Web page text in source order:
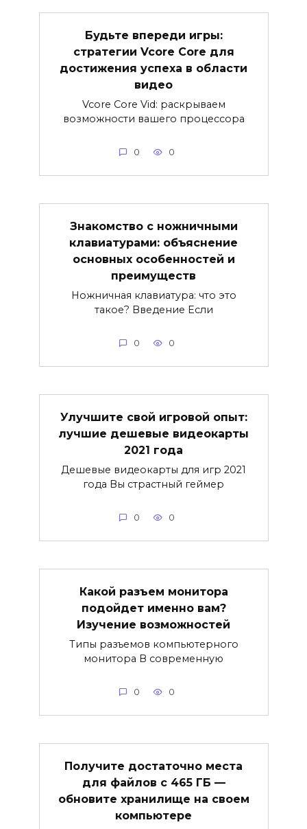
Будьте впереди игры:
стратегии Vcore Core для
достижения успеха в области
видео
Vcore Core Vid: раскрываем
возможности вашего процессора
0 0
Знакомство с ножничными
клавиатурами: объяснение
основных особенностей и
преимуществ
Ножничная клавиатура: что это
такое? Введение Если
0 0
Улучшите свой игровой опыт:
лучшие дешевые видеокарты
2021 года
Дешевые видеокарты для игр 2021
года Вы страстный геймер
0 0
Какой разъем монитора
подойдет именно вам?
Изучение возможностей
Типы разъемов компьютерного
монитора В современную
0 0
Получите достаточно места
для файлов с 465 ГБ —
обновите хранилище на своем
компьютере